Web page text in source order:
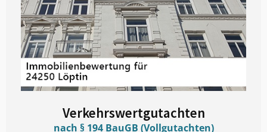
Verkehrswertgutachten
nach § 194 BauGB (Vollgutachten)